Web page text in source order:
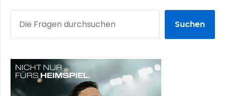
Suchen